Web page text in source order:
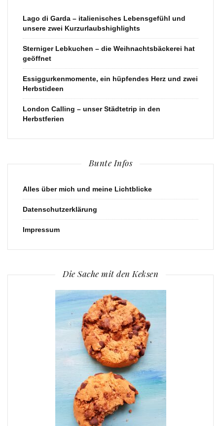
Lago di Garda – italienisches Lebensgefühl und
unsere zwei Kurzurlaubshighlights
Sterniger Lebkuchen – die Weihnachtsbäckerei hat
geöffnet
Essiggurkenmomente, ein hüpfendes Herz und zwei
Herbstideen
London Calling – unser Städtetrip in den
Herbstferien
Bunte Infos
Alles über mich und meine Lichtblicke
Datenschutzerklärung
Impressum
Die Sache mit den Keksen